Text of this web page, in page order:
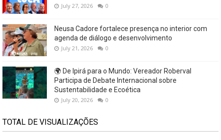
July 27, 2026 0
Neusa Cadore fortalece presença no interior com
agenda de diálogo e desenvolvimento
July 21, 2026 0
🌍 De Ipirá para o Mundo: Vereador Roberval
Participa de Debate Internacional sobre
Sustentabilidade e Ecoética
July 20, 2026 0
TOTAL DE VISUALIZAÇÕES